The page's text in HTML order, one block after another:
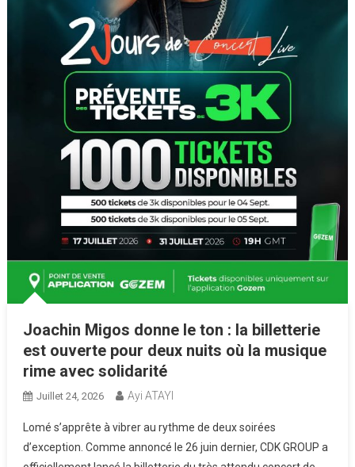
Joachin Migos donne le ton : la billetterie
est ouverte pour deux nuits où la musique
rime avec solidarité
Juillet 24, 2026 Ayi ATAYI
Lomé s’apprête à vibrer au rythme de deux soirées
d’exception. Comme annoncé le 26 juin dernier, CDK GROUP a